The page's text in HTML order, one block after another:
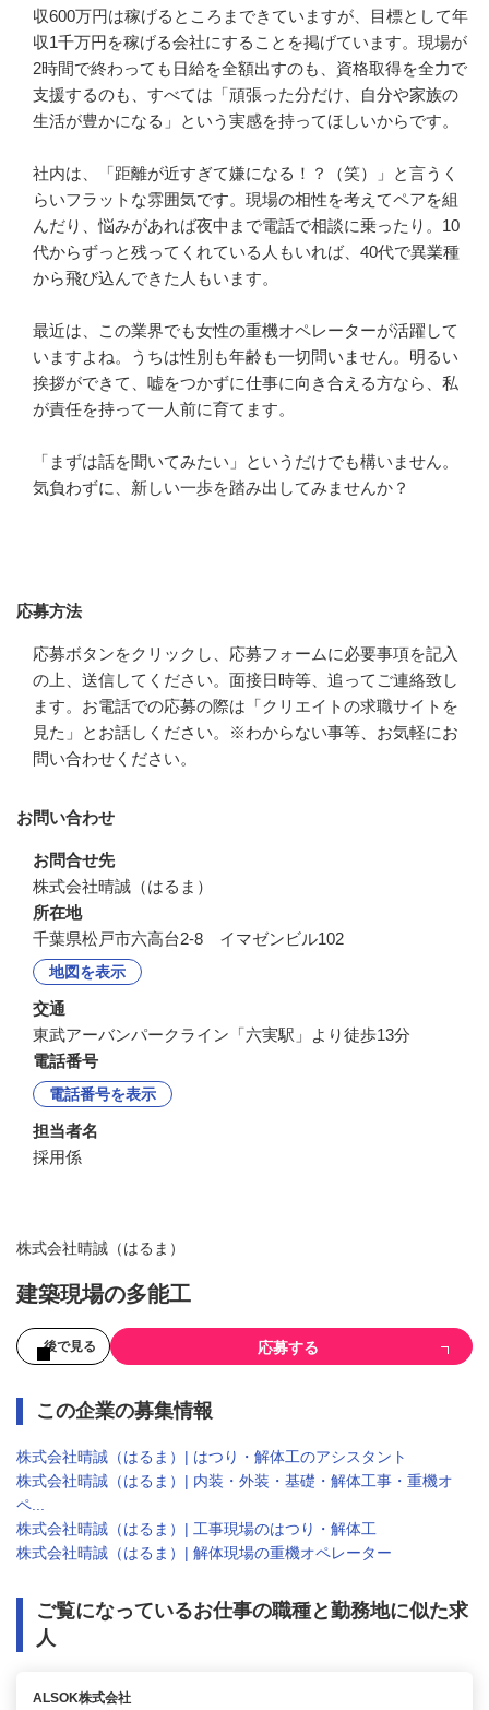
収600万円は稼げるところまできていますが、目標として年
収1千万円を稼げる会社にすることを掲げています。現場が
2時間で終わっても日給を全額出すのも、資格取得を全力で
支援するのも、すべては「頑張った分だけ、自分や家族の
生活が豊かになる」という実感を持ってほしいからです。
社内は、「距離が近すぎて嫌になる！？（笑）」と言うく
らいフラットな雰囲気です。現場の相性を考えてペアを組
んだり、悩みがあれば夜中まで電話で相談に乗ったり。10
代からずっと残ってくれている人もいれば、40代で異業種
から飛び込んできた人もいます。
最近は、この業界でも女性の重機オペレーターが活躍して
いますよね。うちは性別も年齢も一切問いません。明るい
挨拶ができて、嘘をつかずに仕事に向き合える方なら、私
が責任を持って一人前に育てます。
「まずは話を聞いてみたい」というだけでも構いません。
気負わずに、新しい一歩を踏み出してみませんか？
応募方法
応募ボタンをクリックし、応募フォームに必要事項を記入
の上、送信してください。面接日時等、追ってご連絡致し
ます。お電話での応募の際は「クリエイトの求職サイトを
見た」とお話しください。※わからない事等、お気軽にお
問い合わせください。
お問い合わせ
お問合せ先
株式会社晴誠（はるま）
所在地
千葉県松戸市六高台2-8 イマゼンビル102
地図を表示
交通
東武アーバンパークライン「六実駅」より徒歩13分
電話番号
電話番号を表示
担当者名
採用係
株式会社晴誠（はるま）
建築現場の多能工
後で見る 応募する
この企業の募集情報
株式会社晴誠（はるま）| はつり・解体工のアシスタント
株式会社晴誠（はるま）| 内装・外装・基礎・解体工事・重機オ
ペ...
株式会社晴誠（はるま）| 工事現場のはつり・解体工
株式会社晴誠（はるま）| 解体現場の重機オペレーター
ご覧になっているお仕事の職種と勤務地に似た求
人
ALSOK株式会社